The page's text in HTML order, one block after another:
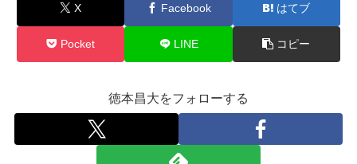
X Facebook はてブ
Pocket LINE コピー
徳本昌大をフォローする